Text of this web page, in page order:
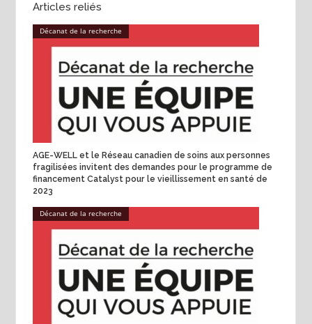
Articles reliés
Décanat de la recherche
AGE-WELL et le Réseau canadien de soins aux personnes
fragilisées invitent des demandes pour le programme de
financement Catalyst pour le vieillissement en santé de
2023
Décanat de la recherche